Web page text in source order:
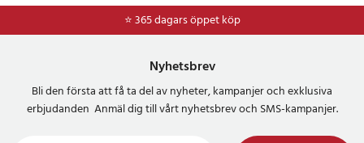
⭐ 365 dagars öppet köp
⭐Frakt 49kr *
Nyhetsbrev
Bli den första att få ta del av nyheter, kampanjer och exklusiva
erbjudanden Anmäl dig till vårt nyhetsbrev och SMS-kampanjer.